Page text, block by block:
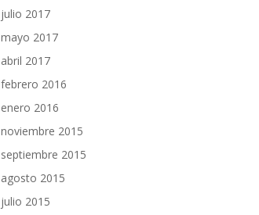
julio 2017
mayo 2017
abril 2017
febrero 2016
enero 2016
noviembre 2015
septiembre 2015
agosto 2015
julio 2015